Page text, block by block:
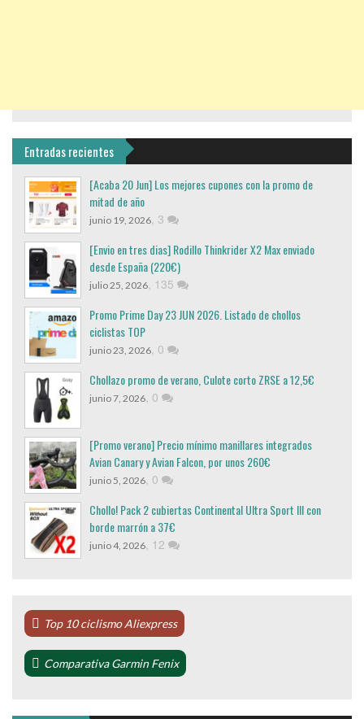
Entradas recientes
[Acaba 20 Jun] Los mejores cupones con la promo de
mitad de año
junio 19, 2026, 3
[Envio en tres dias] Rodillo Thinkrider X2 Max enviado
desde España (220€)
julio 25, 2026, 135
Promo Prime Day 23 JUN 2026. Listado de chollos
ciclistas TOP
junio 23, 2026, 0
Chollazo promo de verano, Culote corto ZRSE a 12,5€
junio 7, 2026, 0
[Promo verano] Precio mínimo manillares integrados
Avian Canary y Avian Falcon, por unos 260€
junio 5, 2026, 0
Chollo! Pack 2 cubiertas Continental Ultra Sport III con
borde marrón a 37€
junio 4, 2026, 12
Top 10 ciclismo Aliexpress
Comparativa Garmin Fenix